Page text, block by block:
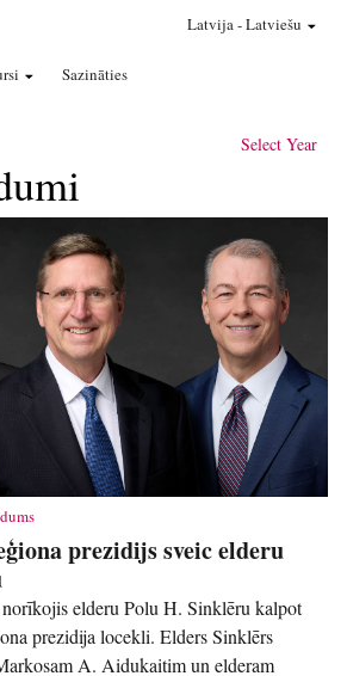
Sazināties
Latvija-Latviešu
Select Year
prezidijs sveic elderu
elderu Polu H. Sinklēru kalpot
prezidija locekli. Elders Sinklērs
A. Aidukaitim un elderam